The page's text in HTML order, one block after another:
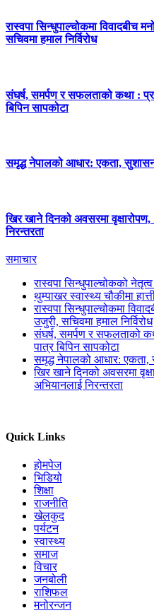
रास्वपा सिन्धुपाल्चोकमा विवादबीच
सचिवमा हमाल निर्विरोध
संघर्ष, समर्पण र सफलताको कथा :
बिपिन सापकोटा
समृद्ध नेपालको आधार: एकता,
खिर खाने दिनको अवसरमा
निरन्तरता
समाचार
रास्वपा सिन्धुपाल्चोकको
थुम्पाखर स्वास्थ्य चौकीमा
रास्वपा सिन्धुपाल्चोकमा
उजुरी, सचिवमा हमाल निर्विरोध
संघर्ष, समर्पण र सफलताको
पात्र बिपिन सापकोटा
समृद्ध नेपालको आधार: एकता,
खिर खाने दिनको अवसरमा
अभियानलाई निरन्तरता
Quick Links
होमपेज
भिडियो
शिक्षा
राजनीति
खेलकुद
पर्यटन
स्वास्थ्य
समाज
विचार
जनबोली
राशिफल
मनोरन्जन